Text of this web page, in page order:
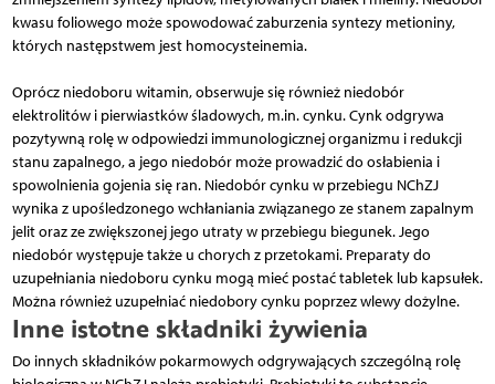
kwasu foliowego może spowodować zaburzenia syntezy metioniny,
których następstwem jest homocysteinemia.
Oprócz niedoboru witamin, obserwuje się również niedobór
elektrolitów i pierwiastków śladowych, m.in. cynku. Cynk odgrywa
pozytywną rolę w odpowiedzi immunologicznej organizmu i redukcji
stanu zapalnego, a jego niedobór może prowadzić do osłabienia i
spowolnienia gojenia się ran. Niedobór cynku w przebiegu NChZJ
wynika z upośledzonego wchłaniania związanego ze stanem zapalnym
jelit oraz ze zwiększonej jego utraty w przebiegu biegunek. Jego
niedobór występuje także u chorych z przetokami. Preparaty do
uzupełniania niedoboru cynku mogą mieć postać tabletek lub kapsułek.
Można również uzupełniać niedobory cynku poprzez wlewy dożylne.
Inne istotne składniki żywienia
Do innych składników pokarmowych odgrywających szczególną rolę